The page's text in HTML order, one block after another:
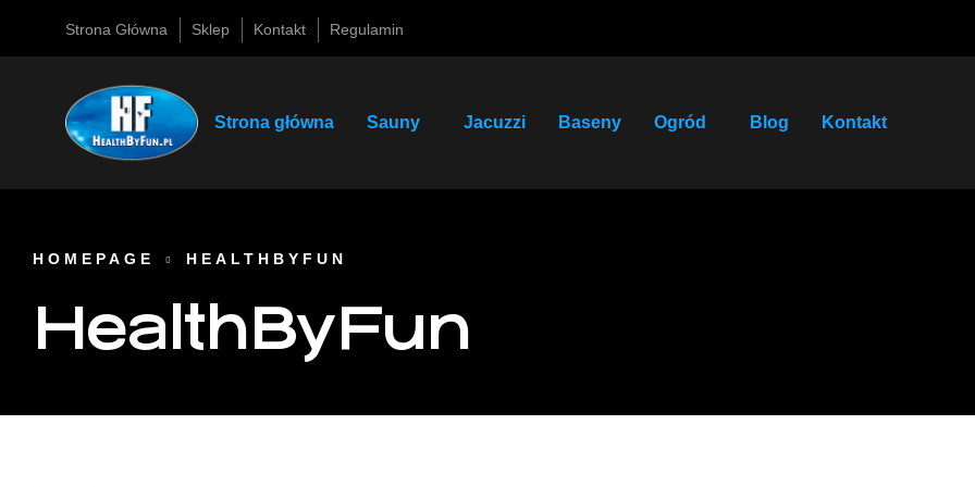
Strona Główna Sklep Kontakt Regulamin
Strona główna Sauny Jacuzzi Baseny Ogród Blog Kontakt
HOMEPAGE HEALTHBYFUN
HealthByFun